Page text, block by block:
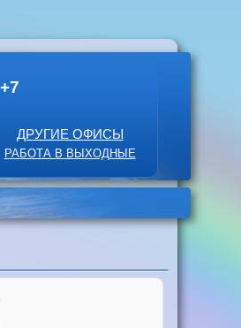
+7
ДРУГИЕ ОФИСЫ
РАБОТА В ВЫХОДНЫЕ